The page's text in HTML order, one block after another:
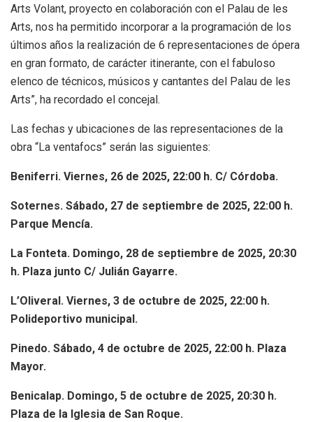
Arts Volant, proyecto en colaboración con el Palau de les
Arts, nos ha permitido incorporar a la programación de los
últimos años la realización de 6 representaciones de ópera
en gran formato, de carácter itinerante, con el fabuloso
elenco de técnicos, músicos y cantantes del Palau de les
Arts”, ha recordado el concejal.
Las fechas y ubicaciones de las representaciones de la
obra “La ventafocs” serán las siguientes:
Beniferri. Viernes, 26 de 2025, 22:00 h. C/ Córdoba.
Soternes. Sábado, 27 de septiembre de 2025, 22:00 h.
Parque Mencía.
La Fonteta. Domingo, 28 de septiembre de 2025, 20:30
h. Plaza junto C/ Julián Gayarre.
L’Oliveral. Viernes, 3 de octubre de 2025, 22:00 h.
Polideportivo municipal.
Pinedo. Sábado, 4 de octubre de 2025, 22:00 h. Plaza
Mayor.
Benicalap. Domingo, 5 de octubre de 2025, 20:30 h.
Plaza de la Iglesia de San Roque.